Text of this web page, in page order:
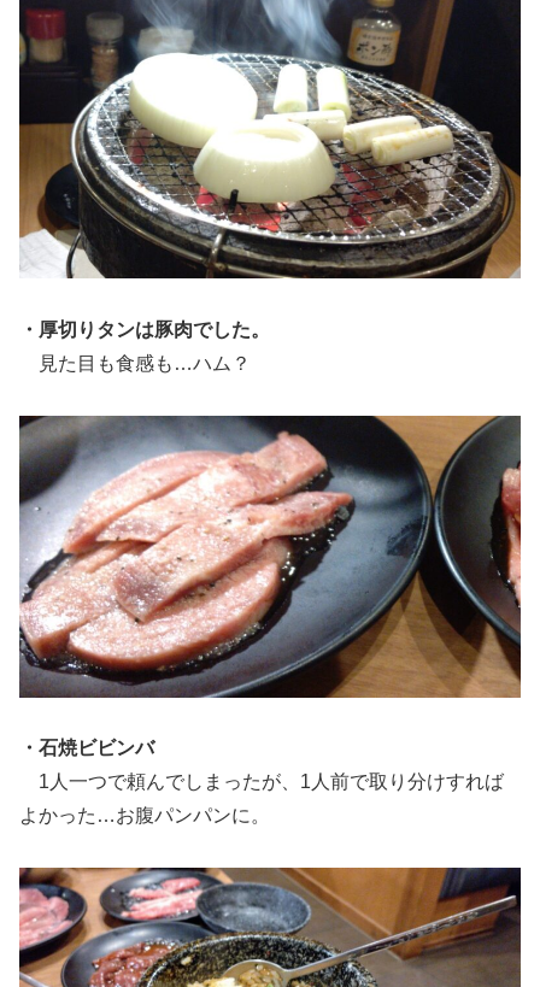
・厚切りタンは豚肉でした。
見た目も食感も…ハム？
・石焼ビビンバ
1人一つで頼んでしまったが、1人前で取り分けすれば
よかった…お腹パンパンに。